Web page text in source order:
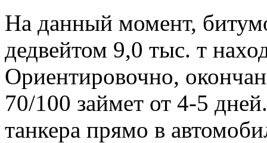
На данный момент,
дедвейтом 9,0 тыс. т
Ориентировочно,
70/100 займет от 4-5
танкера прямо в